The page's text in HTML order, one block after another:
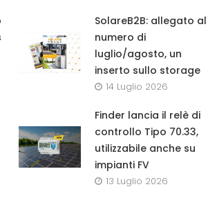
SolareB2B: allegato al
numero di
luglio/agosto, un
inserto sullo storage
14 Luglio 2026
Finder lancia il relè di
controllo Tipo 70.33,
utilizzabile anche su
impianti FV
13 Luglio 2026